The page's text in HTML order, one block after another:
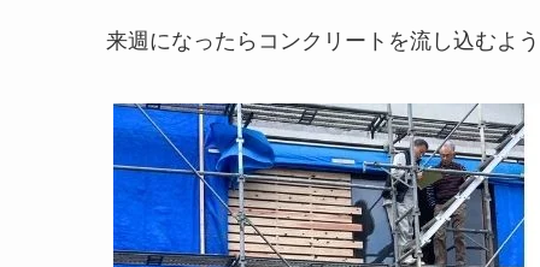
来週になったらコンクリートを流し込むよ